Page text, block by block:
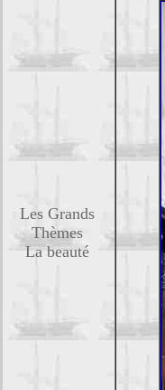
Les Grands
Thèmes
La beauté